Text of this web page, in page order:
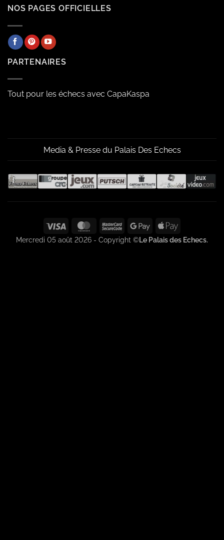
NOS PAGES OFFICIELLES
PARTENAIRES
Tout pour les échecs avec CapaKaspa
Media & Presse du Palais Des Echecs
Visa MasterCardMasterCard
2
Google
Pay
Apple
Pay
Mercredi 05 août 2026 - Copyright ©Le Palais des Echecs.